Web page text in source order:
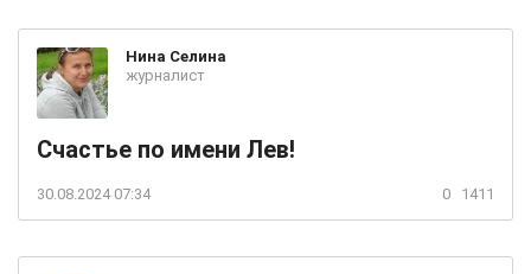
Нина Селина
журналист
Счастье по имени Лев!
30.08.2024 07:34 0 1411